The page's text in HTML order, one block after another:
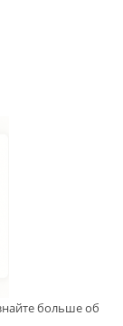
больше об